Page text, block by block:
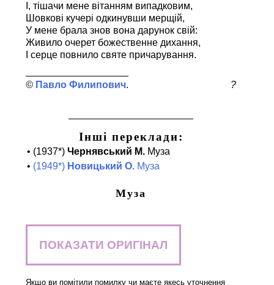
І, тішачи мене вітанням випадковим,
Шовкові кучері одкинувши мерщій,
У мене брала знов вона дарунок свій:
Живило очерет божественне дихання,
І серце повнило святе причарування.
Павло Филипович ?
Інші переклади:
• (1937*) Чернявський М. Муза
• (1949*) Новицький О. Муза
Муза
ПОКАЗАТИ ОРИГІНАЛ
Якщо ви помітили помилку чи маєте якесь уточнення